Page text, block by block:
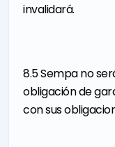
invalidará.
8.5 Sempa no
obligación de
con sus